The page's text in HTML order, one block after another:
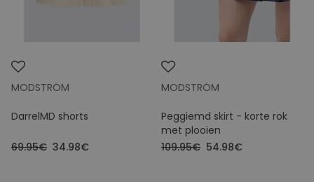
MODSTRÖM
DarrelMD shorts
69.95€ 34.98€
MODSTRÖM
Peggiemd skirt - korte rok
met plooien
109.95€ 54.98€